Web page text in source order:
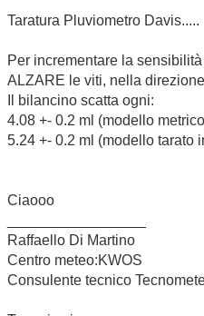
Taratura Pluviometro Davis.....
Per incrementare la
ALZARE le viti, nella
Il bilancino scatta ogni:
4.08 +- 0.2 ml (modello
5.24 +- 0.2 ml (modello tarato
Ciaooo
Raffaello Di Martino
Centro meteo:KWOS
Consulente tecnico